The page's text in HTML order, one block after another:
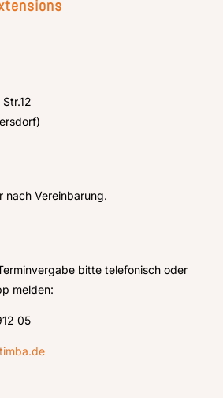
nach Vereinbarung.
bitte telefonisch oder
melden:
05